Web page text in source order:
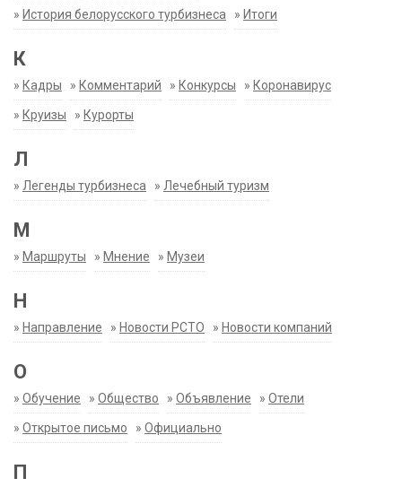
» История белорусского турбизнеса » Итоги
К
» Кадры » Комментарий » Конкурсы » Коронавирус
» Круизы » Курорты
Л
» Легенды турбизнеса » Лечебный туризм
М
» Маршруты » Мнение » Музеи
Н
» Направление » Новости РСТО » Новости компаний
О
» Обучение » Общество » Объявление » Отели
» Открытое письмо » Официально
П